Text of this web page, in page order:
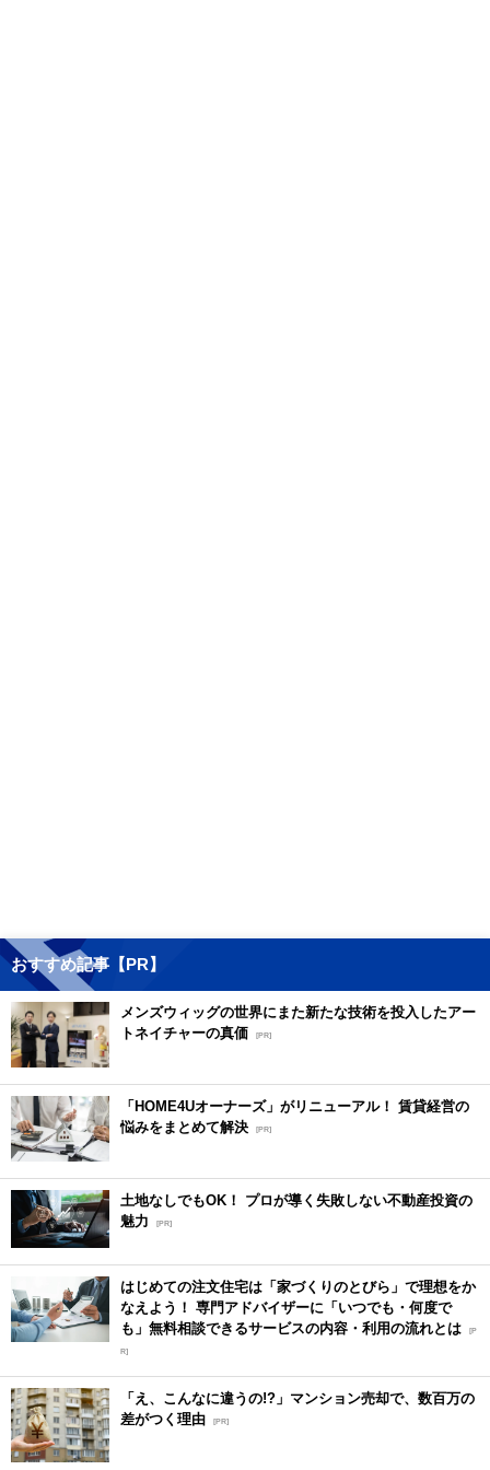
おすすめ記事【PR】
メンズウィッグの世界にまた新たな技術を投入したアー
トネイチャーの真価 [PR]
「HOME4Uオーナーズ」がリニューアル！ 賃貸経営の
悩みをまとめて解決 [PR]
土地なしでもOK！ プロが導く失敗しない不動産投資の
魅力
[PR]
はじめての注文住宅は「家づくりのとびら」で理想をか
なえよう！ 専門アドバイザーに「いつでも・何度で
も」無料相談できるサービスの内容・利用の流れとは [P
R]
「え、こんなに違うの!?」マンション売却で、数百万の
差がつく理由 [PR]